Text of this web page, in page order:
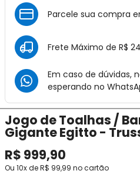
Parcele sua compra
Frete Máximo de R$
Em caso de dúvidas,
esperando no
Jogo de Toalhas /
Gigante Egitto -
R$ 999,90
Ou 10x deR$ 99,99 no cartão